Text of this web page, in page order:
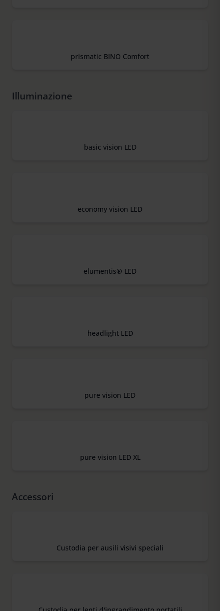
prismatic BINO Comfort
Illuminazione
basic vision LED
economy vision LED
elumentis® LED
headlight LED
pure vision LED
pure vision LED XL
Accessori
Custodia per ausili visivi speciali